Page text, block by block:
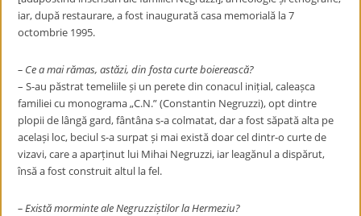
iar, după restaurare, a fost inaugurată casa memorială la 7
octombrie 1995.
– Ce a mai rămas, astăzi, din fosta curte boierească?
– S-au păstrat temeliile și un perete din conacul inițial, caleașca
familiei cu monograma „C.N.” (Constantin Negruzzi), opt dintre
plopii de lângă gard, fântâna s-a colmatat, dar a fost săpată alta pe
același loc, beciul s-a surpat și mai există doar cel dintr-o curte de
vizavi, care a aparținut lui Mihai Negruzzi, iar leagănul a dispărut,
însă a fost construit altul la fel.
– Există morminte ale Negruzziștilor la Hermeziu?